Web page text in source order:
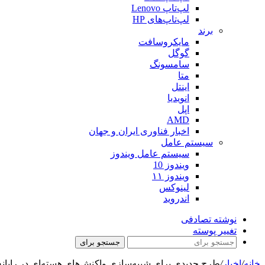
لپ‌تاپ Lenovo
لپ‌تاپ‌های HP
برند
مایکروسافت
گوگل
سامسونگ
متا
اینتل
انویدیا
اپل
AMD
اخبار فناوری ایران و جهان
سیستم عامل
سیستم عامل ویندوز
ویندوز 10
ویندوز ۱۱
لینوکس
اندروید
نوشته تصادفی
تغییر پوسته
جستجو برای